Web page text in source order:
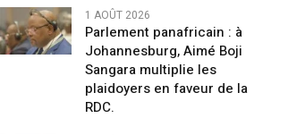
1 AOÛT 2026
Parlement panafricain : à
Johannesburg, Aimé Boji
Sangara multiplie les
plaidoyers en faveur de la
RDC.